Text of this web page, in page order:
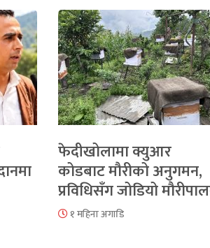
फेदीखोलामा क्युआर
कोडबाट मौरीको अनुगमन,
प्रविधिसँग जोडियो
१ महिना अगाडि